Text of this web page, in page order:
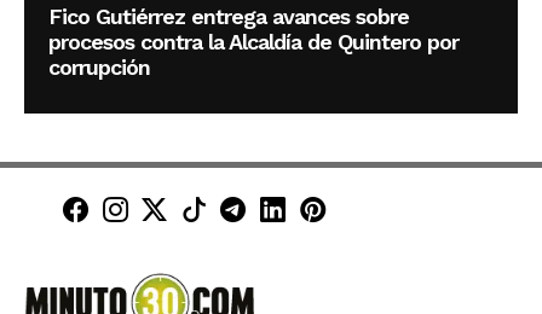
Fico Gutiérrez entrega avances sobre
procesos contra la Alcaldía de Quintero por
corrupción
Minuto30 en Facebook
Minuto30 en Instagram
Minuto30 en X (Twitter)
Minuto30 en TikTok
Canal de Minuto30 en
Minuto30 en LinkedIn
Minuto30 en